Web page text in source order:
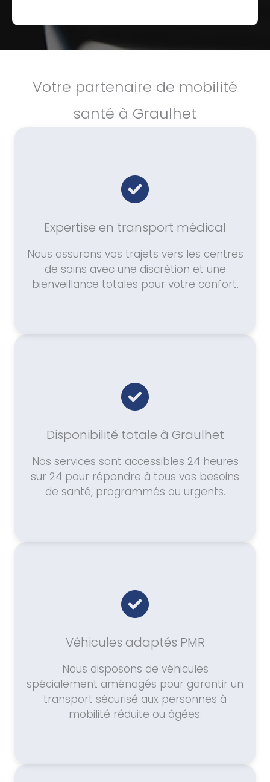
Votre partenaire de mobilité
santé à Graulhet
Expertise en transport médical
Nous assurons vos trajets vers les centres
de soins avec une discrétion et une
bienveillance totales pour votre confort.
Disponibilité totale à Graulhet
Nos services sont accessibles 24 heures
sur 24 pour répondre à tous vos besoins
de santé, programmés ou urgents.
Véhicules adaptés PMR
Nous disposons de véhicules
spécialement aménagés pour garantir un
transport sécurisé aux personnes à
mobilité réduite ou âgées.